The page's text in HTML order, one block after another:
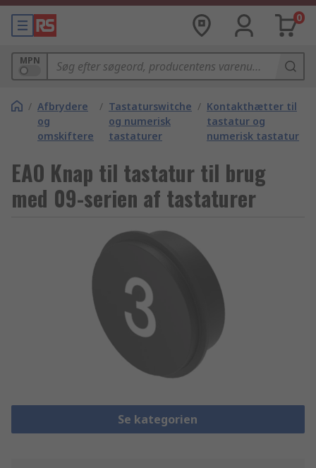
0
MPN
/ Afbrydere
og
omskiftere
/ Tastaturswitche
og numerisk
tastaturer
/ Kontakthætter til
tastatur og
numerisk tastatur
EAO Knap til tastatur til brug
med 09-serien af tastaturer
Se kategorien